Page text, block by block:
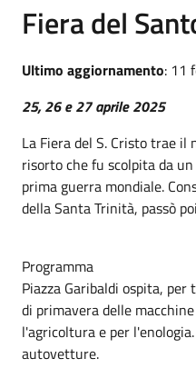
Fiera del
Ultimo aggiornamento: 11
25, 26 e 27 aprile 2025
La Fiera del S. Cristo trae
risorto che fu scolpita da
prima guerra mondiale.
della Santa Trinità, passò
Programma
Piazza Garibaldi ospita,
di primavera delle
l'agricoltura e per
autovetture.